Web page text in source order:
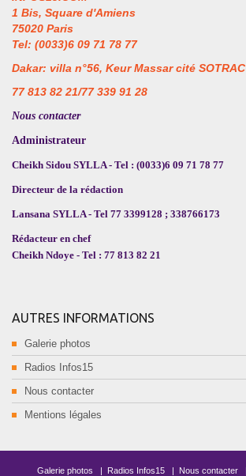
1 Bis, Square d'Amiens
75020 Paris
Tel: (0033)6 09 71 78 77
Dakar: villa n°56, Keur Massar cité SOTRAC
77 813 82 21/77 339 91 28
Nous contacter
Administrateur
Cheikh Sidou SYLLA - Tel : (0033)6 09 71 78 77
Directeur de la rédaction
Lansana SYLLA - Tel 77 3399128 ; 338766173
Rédacteur en chef
Cheikh Ndoye - Tel : 77 813 82 21
AUTRES INFORMATIONS
Galerie photos
Radios Infos15
Nous contacter
Mentions légales
Galerie photos Radios Infos15 Nous contacter